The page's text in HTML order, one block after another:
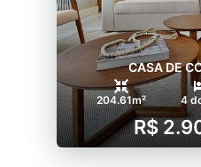
CASA DE
204.61m² 4
R$